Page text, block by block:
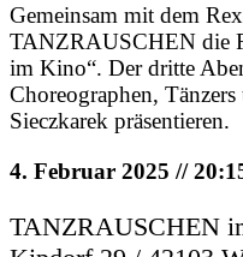
Gemeinsam mit dem
TANZRAUSCHEN die
im Kino“. Der dritte
Choreographen,
Sieczkarek präsentieren.
4. Februar 2025 //
TANZRAUSCHEN